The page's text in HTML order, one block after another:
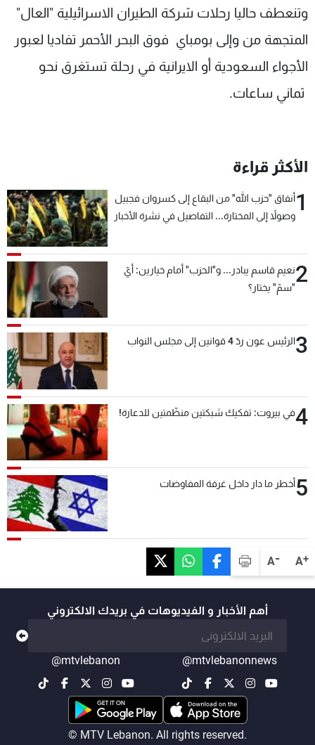
A+
A-
وتنعطف حاليا رحلات شركة الطيران الاسرائيلية "العال"
المتجهة من وإلى بومباي فوق البحر الأحمر تفاديا لعبور
الأجواء السعودية أو الايرانية في رحلة تستغرق نحو
ثماني ساعات.
الأكثر قراءة
1أنفاق "حزب الله" من البقاع إلى كسروان فجبيل
وصولاً إلى المختارة... التفاصيل في نشرة الأخبار
2نعيم قاسم يبادر... و"الحزب" أمام خيارين: أيّ
"سمّ" يختار؟
3الرئيس عون ردّ 4 قوانين إلى مجلس النواب
4في بيروت: تفكيك شبكتين منظّمتين للدعارة!
5أخطر ما دار داخل غرفة المفاوضات
أهم الأخبار و الفيديوهات في بريدك الالكتروني
@mtvlebanonnews
@mtvlebanon
© MTV Lebanon. All rights reserved.